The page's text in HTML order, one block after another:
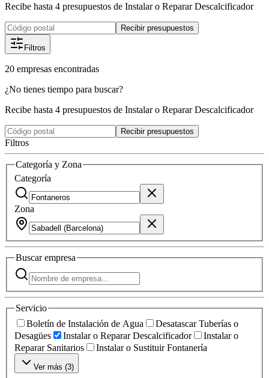
Recibe hasta 4 presupuestos de Instalar o Reparar Descalcificador
Recibir presupuestos
Filtros
20 empresas encontradas
¿No tienes tiempo para buscar?
Recibe hasta 4 presupuestos de Instalar o Reparar Descalcificador
Recibir presupuestos
Filtros
Categoría y Zona
Categoría
Zona
Buscarempresa
Servicio
Boletín de Instalación de Agua
Desatascar Tuberías o
Desagües
Instalar o Reparar Descalcificador
Instalar o
Reparar Sanitarios
Instalar o Sustituir Fontanería
Ver más (3)